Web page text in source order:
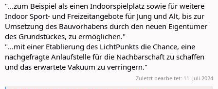
"...zum Beispiel als einen Indoorspielplatz sowie für weitere
Indoor Sport- und Freizeitangebote für Jung und Alt, bis zur
Umsetzung des Bauvorhabens durch den neuen Eigentümer
des Grundstückes, zu ermöglichen."
"...mit einer Etablierung des LichtPunkts die Chance, eine
nachgefragte Anlaufstelle für die Nachbarschaft zu schaffen
und das erwartete Vakuum zu verringern."
Zuletzt bearbeitet: 11. Juli 2024